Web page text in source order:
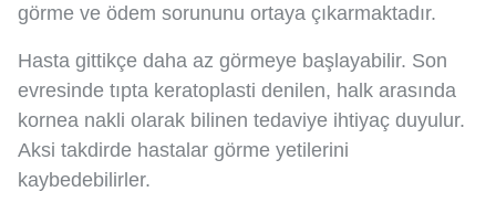
görme ve ödem sorununu ortaya çıkarmaktadır.
Hasta gittikçe daha az görmeye başlayabilir. Son
evresinde tıpta keratoplasti denilen, halk arasında
kornea nakli olarak bilinen tedaviye ihtiyaç duyulur.
Aksi takdirde hastalar görme yetilerini
kaybedebilirler.